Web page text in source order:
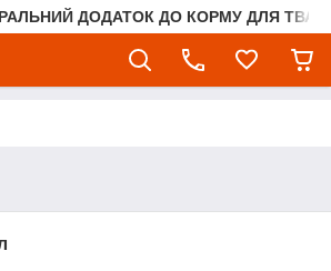
ДОДАТОК ДО КОРМУ ДЛЯ